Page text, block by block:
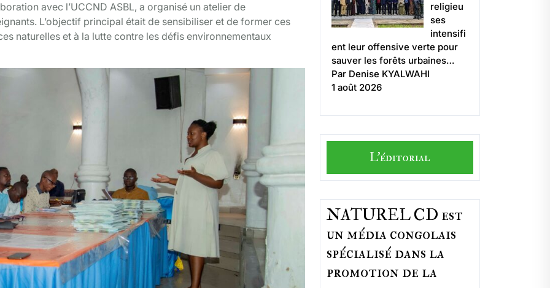
avec l’UCCND ASBL, a organisé un atelier de
L’objectif principal était de sensibiliser et de former ces
naturelles et à la lutte contre les défis environnementaux
religieu
ses
intensifi
ent leur offensive verte pour
sauver les forêts urbaines…
Par Denise KYALWAHI
1 août 2026
L'éditorial
NATUREL CD est
un média congolais
spécialisé dans la
promotion de la